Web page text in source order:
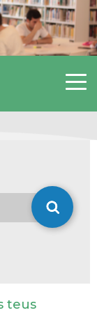
teus